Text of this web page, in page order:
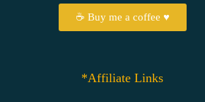
☕ Buy me a coffee ♥
*Affiliate Links